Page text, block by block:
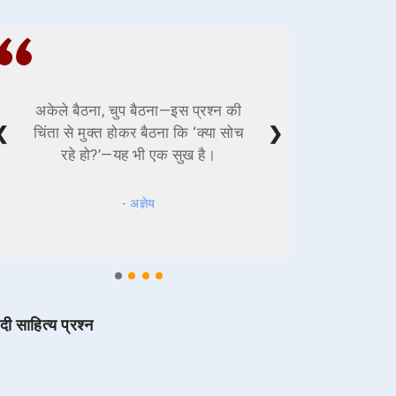
अकेले बैठना, चुप बैठना—इस प्रश्न की
चिंता से मुक्त होकर बैठना कि ‘क्या सोच
रहे हो?’—यह भी एक सुख है।
- अज्ञेय
❯
साहित्य प्रश्न